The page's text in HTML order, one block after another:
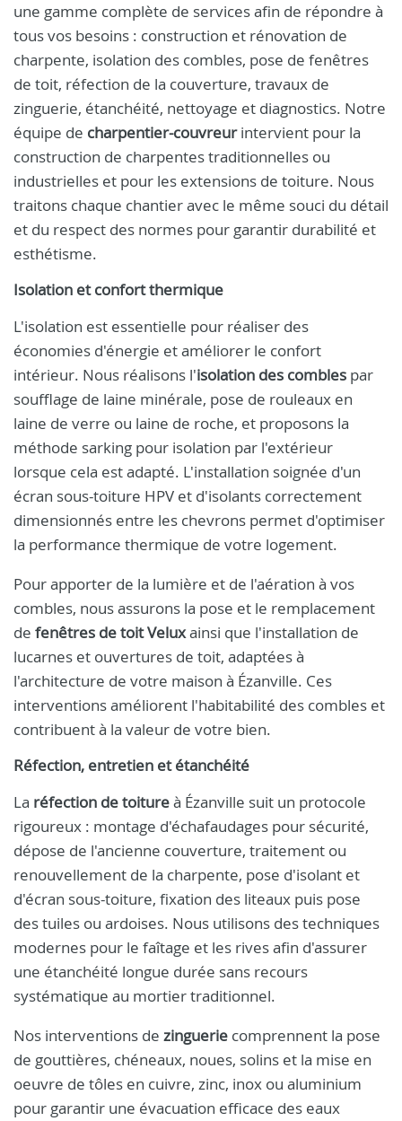
une gamme complète de services afin de répondre à
tous vos besoins : construction et rénovation de
charpente, isolation des combles, pose de fenêtres
de toit, réfection de la couverture, travaux de
zinguerie, étanchéité, nettoyage et diagnostics. Notre
équipe de charpentier-couvreurintervient pour la
construction de charpentes traditionnelles ou
industrielles et pour les extensions de toiture. Nous
traitons chaque chantier avec le même souci du détail
et du respect des normes pour garantir durabilité et
esthétisme.
Isolation et confort thermique
L'isolation est essentielle pour réaliser des
économies d'énergie et améliorer le confort
intérieur. Nous réalisons l'isolation des combles par
soufflage de laine minérale, pose de rouleaux en
laine de verre ou laine de roche, et proposons la
méthode sarking pour isolation par l'extérieur
lorsque cela est adapté. L'installation soignée d'un
écran sous-toiture HPV et d'isolants correctement
dimensionnés entre les chevrons permet d'optimiser
la performance thermique de votre logement.
Pour apporter de la lumière et de l'aération à vos
combles, nous assurons la pose et le remplacement
de fenêtres de toit Veluxainsi que l'installation de
lucarnes et ouvertures de toit, adaptées à
l'architecture de votre maison à Ézanville. Ces
interventions améliorent l'habitabilité des combles et
contribuent à la valeur de votre bien.
Réfection, entretien et étanchéité
La réfection de toitureà Ézanville suit un protocole
rigoureux : montage d'échafaudages pour sécurité,
dépose de l'ancienne couverture, traitement ou
renouvellement de la charpente, pose d'isolant et
d'écran sous-toiture, fixation des liteaux puis pose
des tuiles ou ardoises. Nous utilisons des techniques
modernes pour le faîtage et les rives afin d'assurer
une étanchéité longue durée sans recours
systématique au mortier traditionnel.
Nos interventions de zinguerie comprennent la pose
de gouttières, chéneaux, noues, solins et la mise en
oeuvre de tôles en cuivre, zinc, inox ou aluminium
pour garantir une évacuation efficace des eaux